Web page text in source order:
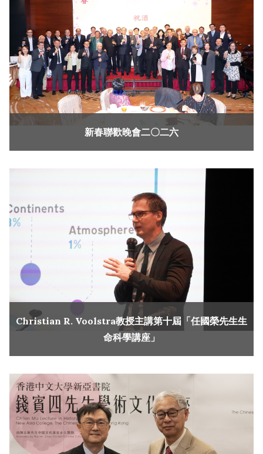
新春聯歡晚會二〇二六
Christian R. Voolstra教授主講第十屆「任國榮先生生
命科學講座」